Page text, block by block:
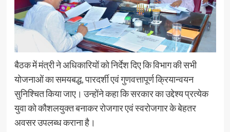
बैठक में मंत्री ने अधिकारियों को निर्देश दिए कि विभाग की सभी
योजनाओं का समयबद्ध, पारदर्शी एवं गुणवत्तापूर्ण क्रियान्वयन
सुनिश्चित किया जाए। उन्होंने कहा कि सरकार का उद्देश्य प्रत्येक
युवा को कौशलयुक्त बनाकर रोजगार एवं स्वरोजगार के बेहतर
अवसर उपलब्ध कराना है।